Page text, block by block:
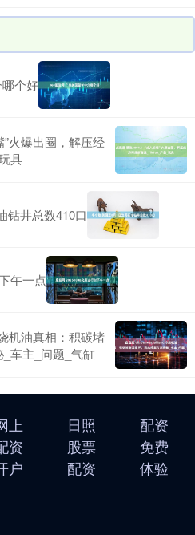
个好
”火爆出圈，解压经
具
钻井总数410口
午一点
机油真相：积碳堵
车主_问题_气缸
上
资
户
日照
股票
配资
配资
免费
体验